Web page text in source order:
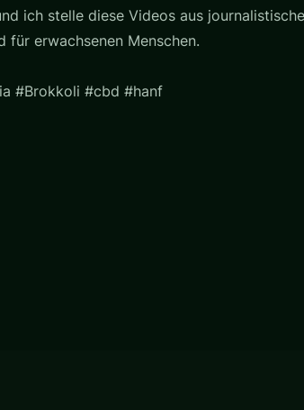
ich stelle diese Videos aus
erwachsenen Menschen.
#Brokkoli #cbd #hanf